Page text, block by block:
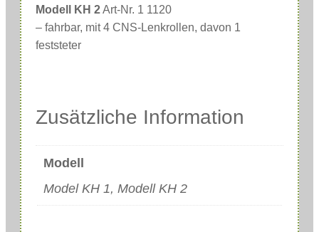
Modell KH 2Art-Nr. 1 1120
– fahrbar, mit 4 CNS-Lenkrollen, davon 1
feststeter
Zusätzliche Information
Modell
Model KH 1, Modell KH 2